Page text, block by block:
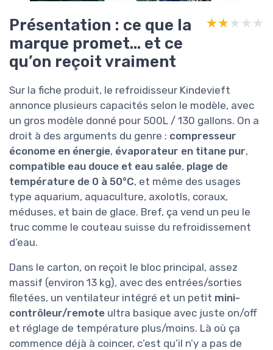
Présentation : ce que la
marque promet… et ce
qu’on reçoit vraiment
★★★★★
★★★★★
Sur la fiche produit, le refroidisseur Kindevieft
annonce plusieurs capacités selon le modèle, avec
un gros modèle donné pour 500L / 130 gallons. On a
droit à des arguments du genre : compresseur
économe en énergie, évaporateur en titane pur,
compatible eau douce et eau salée, plage de
température de 0 à 50°C, et même des usages
type aquarium, aquaculture, axolotls, coraux,
méduses, et bain de glace. Bref, ça vend un peu le
truc comme le couteau suisse du refroidissement
d’eau.
Dans le carton, on reçoit le bloc principal, assez
massif (environ 13 kg), avec des entrées/sorties
filetées, un ventilateur intégré et un petit mini-
contrôleur/remote ultra basique avec juste on/off
et réglage de température plus/moins. Là où ça
commence déjà à coincer, c’est qu’il n’y a pas de